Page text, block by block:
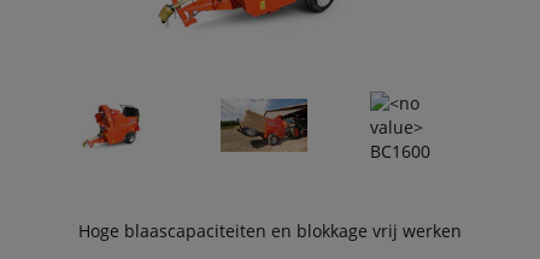
Hoge blaascapaciteiten en blokkage vrij werken